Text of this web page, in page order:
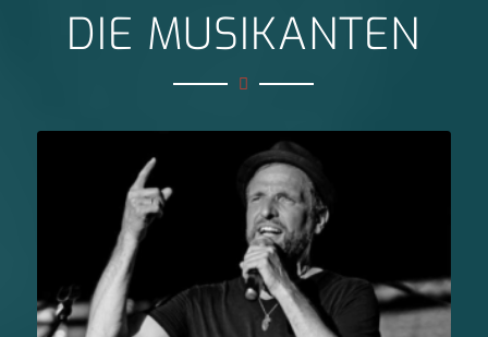
DIE MUSIKANTEN